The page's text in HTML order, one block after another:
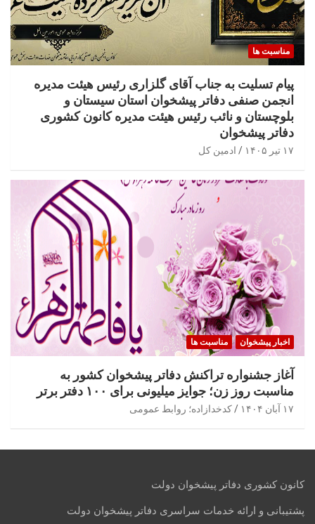
مناسبت ها
پیام تسلیت به جناب آقای گلزاری رئیس هیئت مدیره
انجمن صنفی دفاتر پیشخوان استان سیستان و
بلوچستان و نائب رئیس هیئت مدیره کانون کشوری
دفاتر پیشخوان
۱۷ تیر ۱۴۰۵ ادمین کل
اخبار پیشخوان مناسبت ها
آغاز جشنواره تراکنش دفاتر پیشخوان کشور به
مناسبت روز زن؛ جوایز میلیونی برای ۱۰۰ دفتر برتر
۱۷ آبان ۱۴۰۴ کدخدازاده؛ روابط عمومی
کانون کشوری دفاتر پیشخوان دولت
پشتیبانی و ارائه خدمات سراسری دفاتر پیشخوان دولت